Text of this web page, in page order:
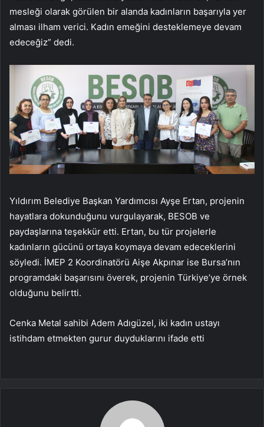
mesleği olarak görülen bir alanda kadınların başarıyla yer
alması ilham verici. Kadın emeğini desteklemeye devam
edeceğiz” dedi.
Yıldırım Belediye Başkan Yardımcısı Ayşe Ertan, projenin
hayatlara dokunduğunu vurgulayarak, BESOB ve
paydaşlarına teşekkür etti. Ertan, bu tür projelerle
kadınların gücünü ortaya koymaya devam edeceklerini
söyledi. İMEP 2 Koordinatörü Aişe Akpınar ise Bursa’nın
programdaki başarısını överek, projenin Türkiye’ye örnek
olduğunu belirtti.
Cenka Metal sahibi Adem Adıgüzel, iki kadın ustayı
istihdam etmekten gurur duyduklarını ifade etti